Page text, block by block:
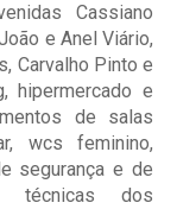
Cassiano
e Anel Viário,
Carvalho Pinto e
hipermercado e
de salas
wcs feminino,
segurança e de
técnicas dos